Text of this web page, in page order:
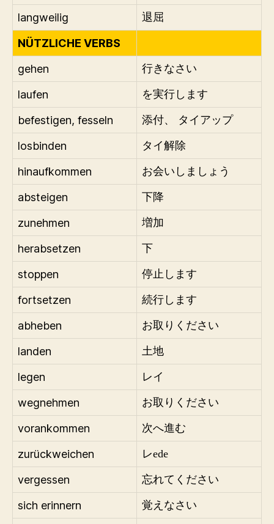
langweilig 退屈
NÜTZLICHE VERBS
gehen
行きなさい
laufen を実行します
befestigen, fesseln 添付、 タイアップ
losbinden タイ解除
hinaufkommen お会いしましょう
absteigen 下降
zunehmen 増加
herabsetzen 下
stoppen 停止します
fortsetzen 続行します
abheben お取りください
landen 土地
legen レイ
wegnehmen お取りください
vorankommen 次へ進む
zurückweichen レede
vergessen 忘れてください
sich erinnern 覚えなさい